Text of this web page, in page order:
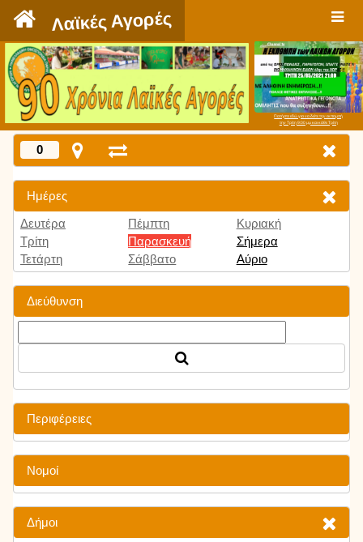
Λαϊκές Αγορές
Πατήστε εδώ για να δείτε την εκπομπή
την Τρίτη 9:00 μμ και κάθε Τρίτη
0
Ημέρες
Δευτέρα
Τρίτη
Τετάρτη
Πέμπτη
Παρασκευή
Σάββατο
Κυριακή
Σήμερα
Αύριο
Διεύθυνση
Περιφέρειες
Νομοί
Δήμοι